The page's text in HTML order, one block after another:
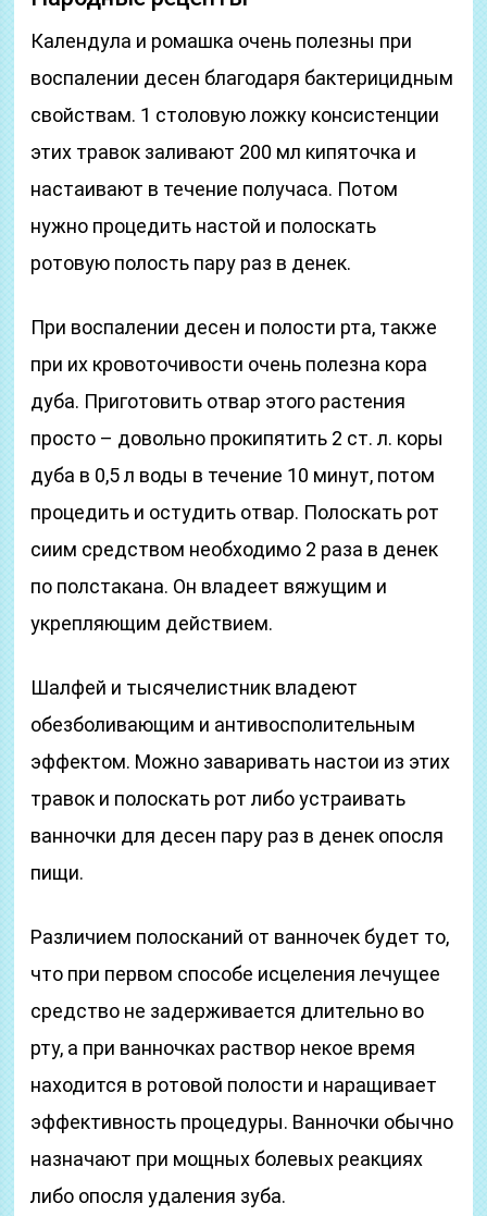
Календула и ромашка очень полезны при
воспалении десен благодаря бактерицидным
свойствам. 1 столовую ложку консистенции
этих травок заливают 200 мл кипяточка и
настаивают в течение получаса. Потом
нужно процедить настой и полоскать
ротовую полость пару раз в денек.
При воспалении десен и полости рта, также
при их кровоточивости очень полезна кора
дуба. Приготовить отвар этого растения
просто – довольно прокипятить 2 ст. л. коры
дуба в 0,5 л воды в течение 10 минут, потом
процедить и остудить отвар. Полоскать рот
сиим средством необходимо 2 раза в денек
по полстакана. Он владеет вяжущим и
укрепляющим действием.
Шалфей и тысячелистник владеют
обезболивающим и антивосполительным
эффектом. Можно заваривать настои из этих
травок и полоскать рот либо устраивать
ванночки для десен пару раз в денек опосля
пищи.
Различием полосканий от ванночек будет то,
что при первом способе исцеления лечущее
средство не задерживается длительно во
рту, а при ванночках раствор некое время
находится в ротовой полости и наращивает
эффективность процедуры. Ванночки обычно
назначают при мощных болевых реакциях
либо опосля удаления зуба.